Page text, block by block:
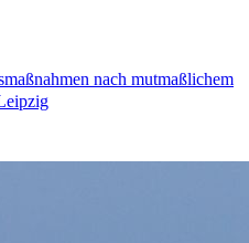
nach mutmaßlichem